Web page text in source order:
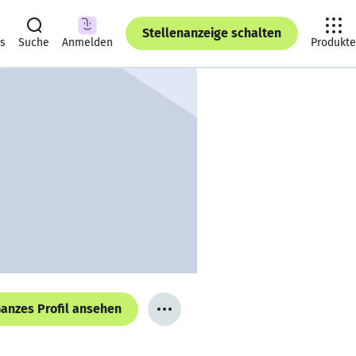
Suche Anmelden
Stellenanzeige schalten
Produkte
Profil ansehen